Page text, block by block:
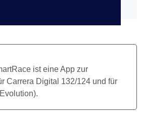
ist eine App zur
Carrera Digital 132/124 und für